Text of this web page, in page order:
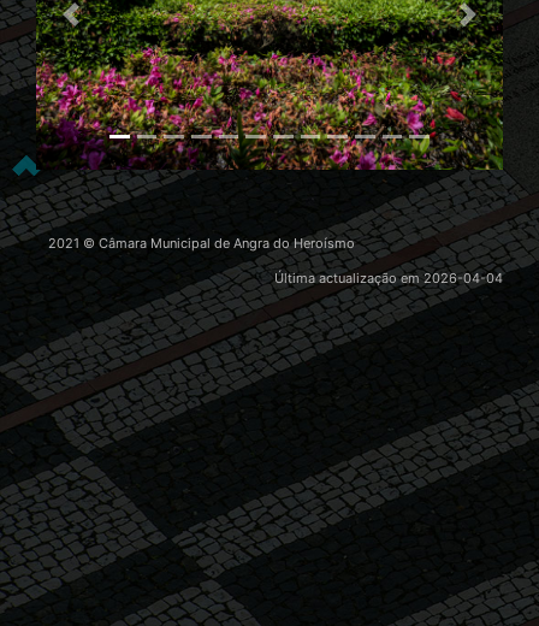
Previous
2021 © Câmara Municipal de Angra do Heroísmo
Última actualização em 2026-04-04